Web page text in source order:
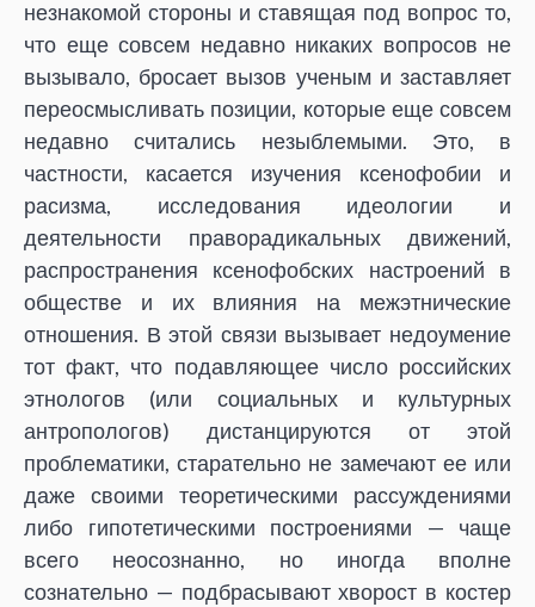
незнакомой стороны и ставящая под вопрос то,
что еще совсем недавно никаких вопросов не
вызывало, бросает вызов ученым и заставляет
переосмысливать позиции, которые еще совсем
недавно считались незыблемыми. Это, в
частности, касается изучения ксенофобии и
расизма, исследования идеологии и
деятельности праворадикальных движений,
распространения ксенофобских настроений в
обществе и их влияния на межэтнические
отношения. В этой связи вызывает недоумение
тот факт, что подавляющее число российских
этнологов (или социальных и культурных
антропологов) дистанцируются от этой
проблематики, старательно не замечают ее или
даже своими теоретическими рассуждениями
либо гипотетическими построениями — чаще
всего неосознанно, но иногда вполне
сознательно — подбрасывают хворост в костер